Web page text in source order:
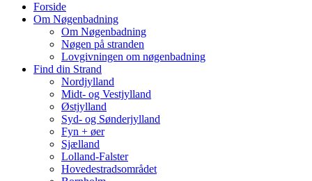
Forside
Om Nøgenbadning
Om Nøgenbadning
Nøgen på stranden
Lovgivningen om nøgenbadning
Find din Strand
Nordjylland
Midt- og Vestjylland
Østjylland
Syd- og Sønderjylland
Fyn + øer
Sjælland
Lolland-Falster
Hovedestradsområdet